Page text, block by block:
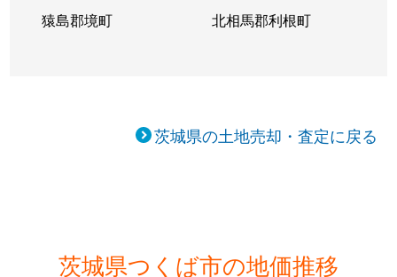
倉掛
つくば
猿島郡境町 北相馬郡利根町
茨城県の土地売却・査定に戻る
茨城県つくば市の地価推移